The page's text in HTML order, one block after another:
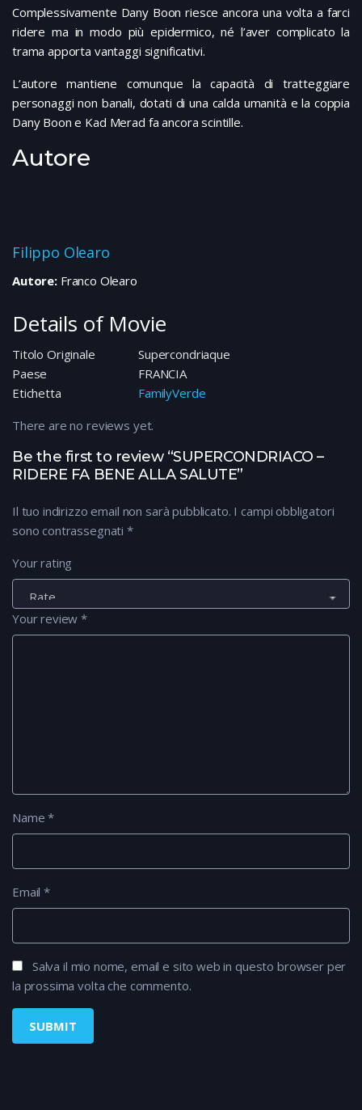
Complessivamente Dany Boon riesce ancora una volta a farci
ridere ma in modo più epidermico, né l’aver complicato la
trama apporta vantaggi significativi.
L’autore mantiene comunque la capacità di tratteggiare
personaggi non banali, dotati di una calda umanità e la coppia
Dany Boon e Kad Merad fa ancora scintille.
Autore
Filippo Olearo
Autore:Franco Olearo
Details of Movie
Titolo Originale
Supercondriaque
Paese
FRANCIA
Etichetta
FamilyVerde
Be the first to review “SUPERCONDRIACO –
RIDERE FA BENE ALLA SALUTE”
Il tuo indirizzo email non sarà pubblicato. I campi obbligatori
sono contrassegnati *
Your rating
Your review*
Name*
Email*
Salva il mio nome, email e sito web in questo browser per
la prossima volta che commento.
There are no reviews yet.